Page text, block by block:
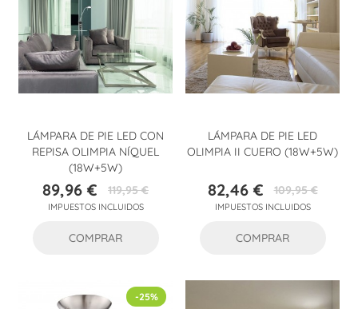
LÁMPARA DE PIE LED CON
REPISA OLIMPIA NÍQUEL
(18W+5W)
Precio
89,96 €Precio
base
119,95 €
IMPUESTOS INCLUIDOS
COMPRAR
LÁMPARA DE PIE LED
OLIMPIA II CUERO (18W+5W)
Precio
82,46 €Precio
base
109,95 €
IMPUESTOS INCLUIDOS
COMPRAR
-25%